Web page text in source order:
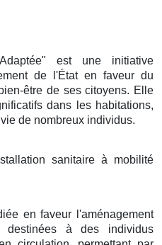
est une initiative
de l'État en faveur du
être de ses citoyens. Elle
dans les habitations,
de nombreux individus.
sanitaire à mobilité
en faveur l'aménagement
destinées à des individus